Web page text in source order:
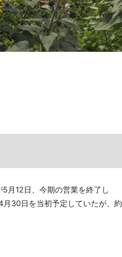
月12日、今期の営業を終了し
30日を当初予定していたが、約